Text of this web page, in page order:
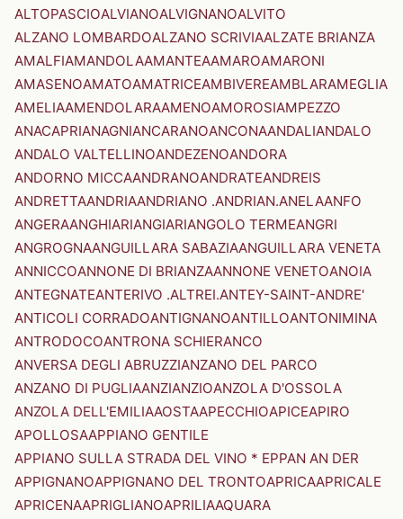
ALTOPASCIOALVIANOALVIGNANOALVITO
ALZANO LOMBARDOALZANO SCRIVIAALZATE BRIANZA
AMALFIAMANDOLAAMANTEAAMAROAMARONI
AMASENOAMATOAMATRICEAMBIVEREAMBLARAMEGLIA
AMELIAAMENDOLARAAMENOAMOROSIAMPEZZO
ANACAPRIANAGNIANCARANOANCONAANDALIANDALO
ANDALO VALTELLINOANDEZENOANDORA
ANDORNO MICCAANDRANOANDRATEANDREIS
ANDRETTAANDRIAANDRIANO .ANDRIAN.ANELAANFO
ANGERAANGHIARIANGIARIANGOLO TERMEANGRI
ANGROGNAANGUILLARA SABAZIAANGUILLARA VENETA
ANNICCOANNONE DI BRIANZAANNONE VENETOANOIA
ANTEGNATEANTERIVO .ALTREI.ANTEY-SAINT-ANDRE'
ANTICOLI CORRADOANTIGNANOANTILLOANTONIMINA
ANTRODOCOANTRONA SCHIERANCO
ANVERSA DEGLI ABRUZZIANZANO DEL PARCO
ANZANO DI PUGLIAANZIANZIOANZOLA D'OSSOLA
ANZOLA DELL'EMILIAAOSTAAPECCHIOAPICEAPIRO
APOLLOSAAPPIANO GENTILE
APPIANO SULLA STRADA DEL VINO * EPPAN AN DER
APPIGNANOAPPIGNANO DEL TRONTOAPRICAAPRICALE
APRICENAAPRIGLIANOAPRILIAAQUARA